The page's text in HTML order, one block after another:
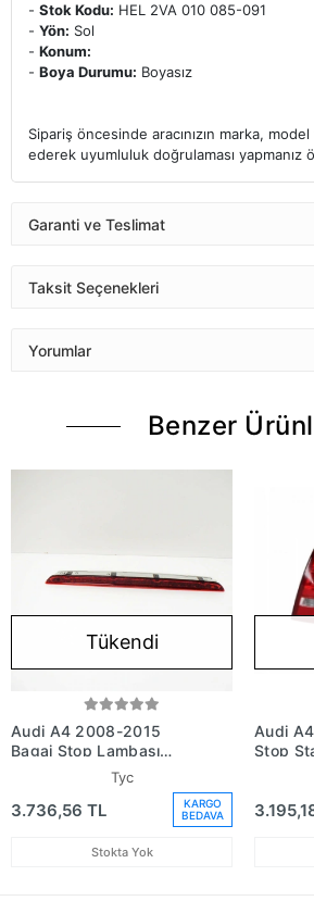
- Stok Kodu: HEL 2VA 010 085-091
- Yön: Sol
- Konum:
- Boya Durumu: Boyasız
Sipariş öncesinde aracınızın marka,
ederek uyumluluk doğrulaması yapmanız
Garanti ve Teslimat
Taksit Seçenekleri
Yorumlar
Benzer
Tükendi
Audi A4 2008-2015
Bagaj Stop Lambası
Ledli (Oem No:Tyc
3.736,56 TL
KARGO
BEDAVA
Stokta Yok
Audi
Stop
(Oem